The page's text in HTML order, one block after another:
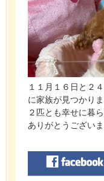
１１月１６日と２
に家族が見つかりま
２匹とも幸せに暮
ありがとうございま